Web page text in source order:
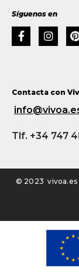
Síguenos en
Contacta con
Tlf. +34 747
© 2023 vivoa.es |